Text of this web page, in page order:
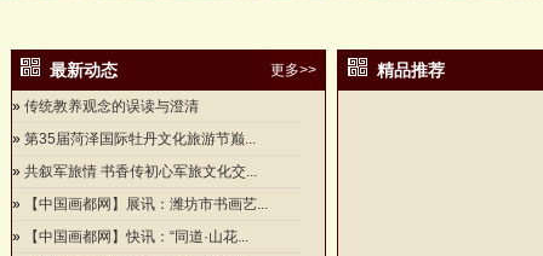
最新动态 更多>>
» 传统教养观念的误读与澄清
» 第35届菏泽国际牡丹文化旅游节巅...
» 共叙军旅情 书香传初心军旅文化交...
»
【中国画都网】展讯：潍坊市书画艺...
»
【中国画都网】快讯：“同道·山花...
精品推荐